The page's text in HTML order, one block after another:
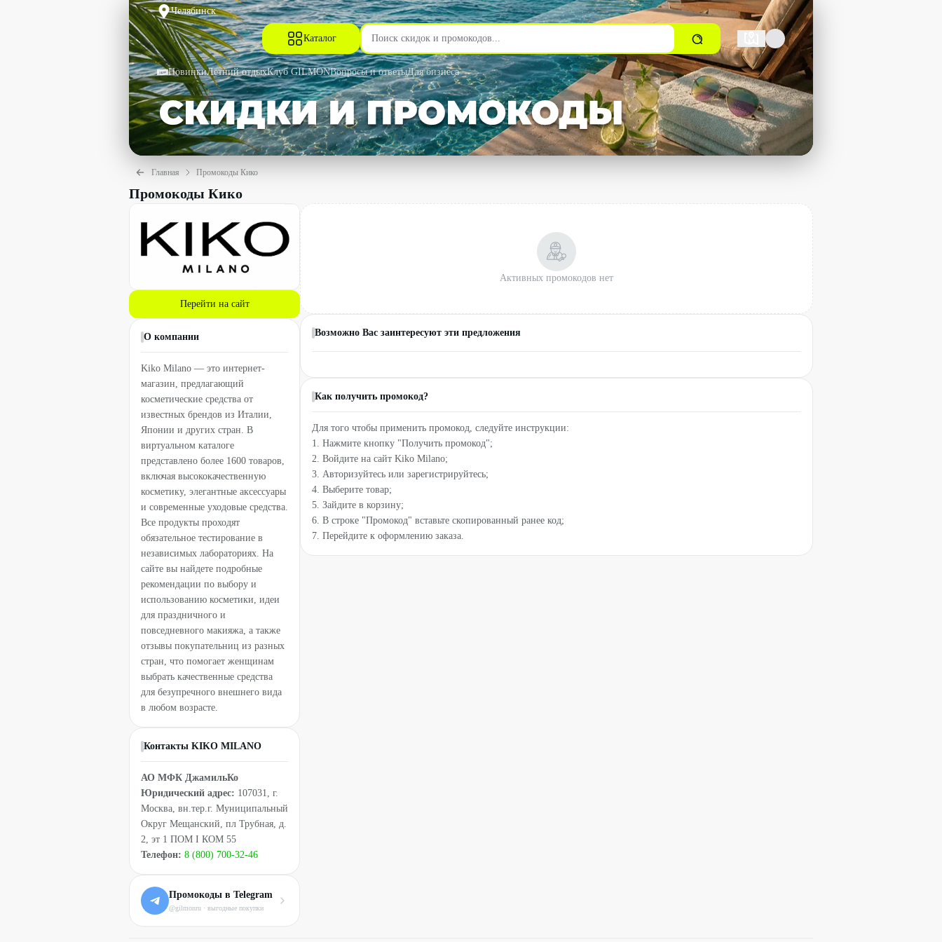
Челябинск
Каталог
НовинкиЛетний отдыхКлуб GILMONВопросы и ответыДля бизнеса
Главная Промокоды Кико
Промокоды Кико
Перейти на сайт
О компании
Kiko Milano — это интернет-
магазин, предлагающий
косметические средства от
известных брендов из Италии,
Японии и других стран. В
виртуальном каталоге
представлено более 1600 товаров,
включая высококачественную
косметику, элегантные аксессуары
и современные уходовые средства.
Все продукты проходят
обязательное тестирование в
независимых лабораториях. На
сайте вы найдете подробные
рекомендации по выбору и
использованию косметики, идеи
для праздничного и
повседневного макияжа, а также
отзывы покупательниц из разных
стран, что помогает женщинам
выбрать качественные средства
для безупречного внешнего вида
в любом возрасте.
Контакты KIKO MILANO
АО МФК ДжамильКо
Юридический адрес: 107031, г.
Москва, вн.тер.г. Муниципальный
Округ Мещанский, пл Трубная, д.
2, эт 1 ПОМ I КОМ 55
Телефон: 8 (800) 700-32-46
Промокоды в Telegram
@gilmonru · выгодные покупки
Активных промокодов нет
Возможно Вас заинтересуют эти предложения
Как получить промокод?
Для того чтобы применить промокод, следуйте инструкции:
1. Нажмите кнопку "Получить промокод";
2. Войдите на сайт Kiko Milano;
3. Авторизуйтесь или зарегистрируйтесь;
4. Выберите товар;
5. Зайдите в корзину;
6. В строке "Промокод" вставьте скопированный ранее код;
7. Перейдите к оформлению заказа.